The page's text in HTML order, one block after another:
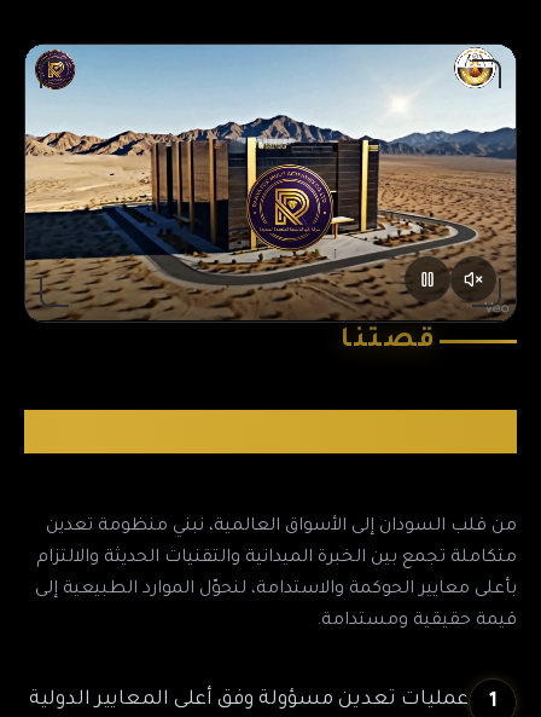
قصتنا
رحلة رانيا في عالم الذهب
من قلب السودان إلى الأسواق العالمية، نبني منظومة تعدين
متكاملة تجمع بين الخبرة الميدانية والتقنيات الحديثة والالتزام
بأعلى معايير الحوكمة والاستدامة، لنحوّل الموارد الطبيعية إلى
قيمة حقيقية ومستدامة.
1 عمليات تعدين مسؤولة وفق أعلى المعايير الدولية